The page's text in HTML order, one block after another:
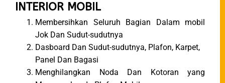
INTERIOR MOBIL
Membersihkan Seluruh Bagian Dalam mobil
Jok Dan Sudut-sudutnya
Dasboard Dan Sudut-sudutnya, Plafon, Karpet,
Panel Dan Bagasi
Menghilangkan Noda Dan Kotoran yang